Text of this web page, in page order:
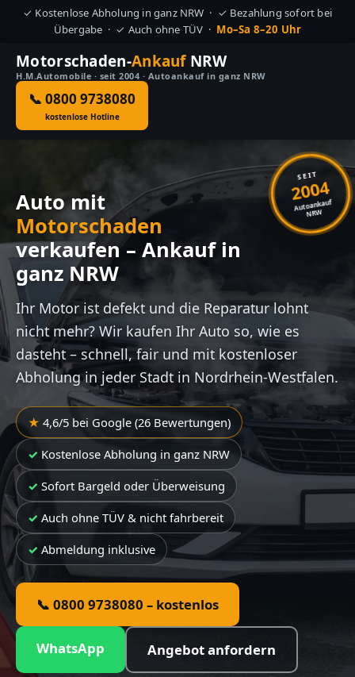
✓ Kostenlose Abholung in ganz NRW · ✓ Bezahlung sofort bei
Übergabe · ✓ Auch ohne TÜV · Mo–Sa 8–20 Uhr
Motorschaden-AnkaufNRW
H.M.Automobile · seit 2004 · Autoankauf in ganz NRW
📞 0800 9738080
kostenlose Hotline
SEIT
2004
Autoankauf
NRW
Auto mit
Motorschaden
verkaufen – Ankauf in
ganz NRW
Ihr Motor ist defekt und die Reparatur lohnt
nicht mehr? Wir kaufen Ihr Auto so, wie es
dasteht – schnell, fair und mit kostenloser
Abholung in jeder Stadt in Nordrhein-Westfalen.
4,6/5 bei Google (26 Bewertungen)
Kostenlose Abholung in ganz NRW
Sofort Bargeld oder Überweisung
Auch ohne TÜV & nicht fahrbereit
Abmeldung inklusive
📞 0800 9738080 – kostenlos
WhatsApp Angebot anfordern